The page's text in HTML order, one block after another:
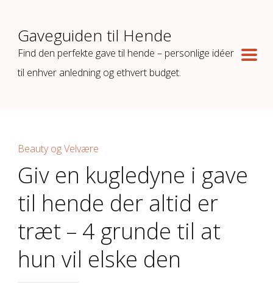
Gaveguiden til Hende
Find den perfekte gave til hende – personlige idéer
til enhver anledning og ethvert budget.
Beauty og Velvære
Giv en kugledyne i gave
til hende der altid er
træt – 4 grunde til at
hun vil elske den